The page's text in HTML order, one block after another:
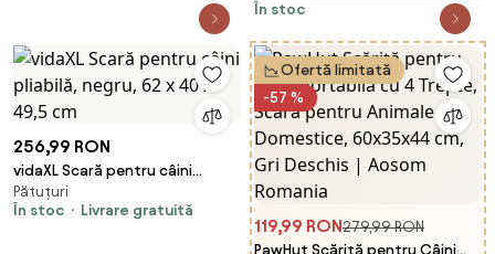
În stoc
256,99 RON
vidaXL Scară pentru câini
pliabilă, negru, 62 x 40 x 49,5
cm
Pătuțuri
În stoc
Livrare gratuită
Ofertă limitată
-57 %
119,99 RON279,99 RON
PawHut Scăriță pentru Câini